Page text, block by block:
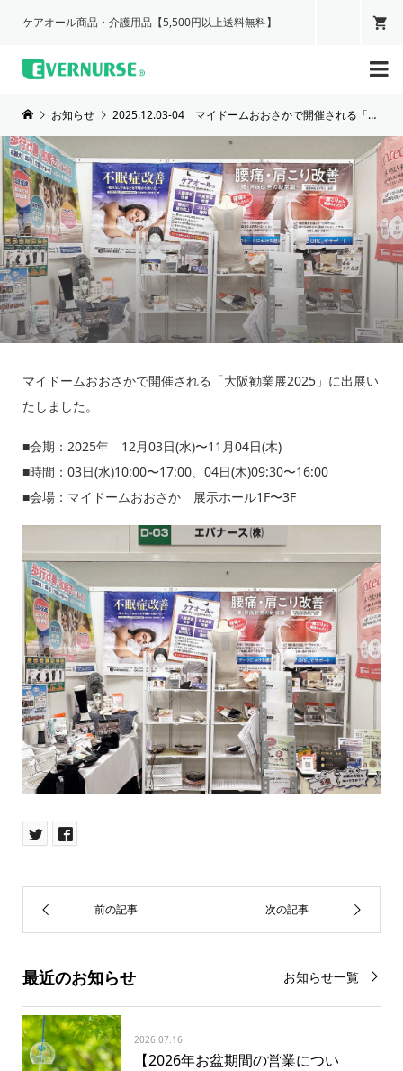
ケアオール商品・介護用品【5,500円以上送料無料】

お知らせ 2025.12.03-04 マイドームおおさかで開催される「大阪勧業展2025」に出展いたしました。
マイドームおおさかで開催される「大阪勧業展2025」に出展い
たしました。
■会期：2025年 12月03日(水)〜11月04日(木)
■時間：03日(水)10:00〜17:00、04日(木)09:30〜16:00
■会場：マイドームおおさか 展示ホール1F〜3F
最近のお知らせ お知らせ一覧
2026.07.16
【2026年お盆期間の営業につい